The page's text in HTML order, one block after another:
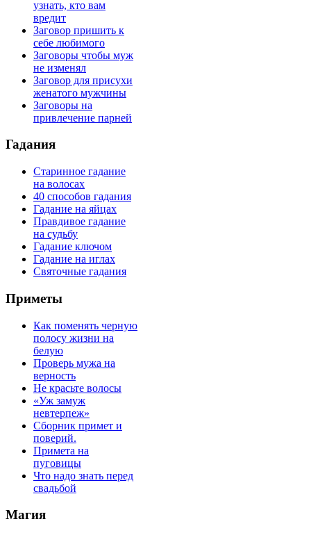
узнать, кто вам
вредит
Заговор пришить к
себе любимого
Заговоры чтобы муж
не изменял
Заговор для присухи
женатого мужчины
Заговоры на
привлечение парней
Гадания
Старинное гадание
на волосах
40 способов гадания
Гадание на яйцах
Правдивое гадание
на судьбу
Гадание ключом
Гадание на иглах
Святочные гадания
Приметы
Как поменять черную
полосу жизни на
белую
Проверь мужа на
верность
Не красьте волосы
«Уж замуж
невтерпеж»
Сборник примет и
поверий.
Примета на
пуговицы
Что надо знать перед
свадьбой
Магия